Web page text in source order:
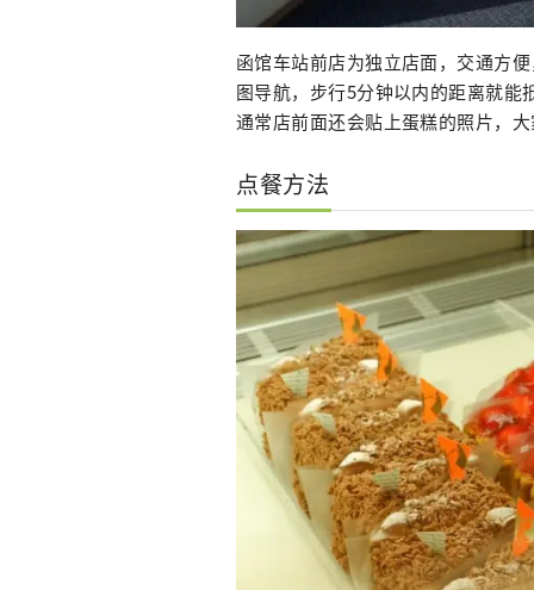
函馆车站前店为独立店面，交通方
图导航，步行5分钟以内的距离就
通常店前面还会贴上蛋糕的照片，
点餐方法